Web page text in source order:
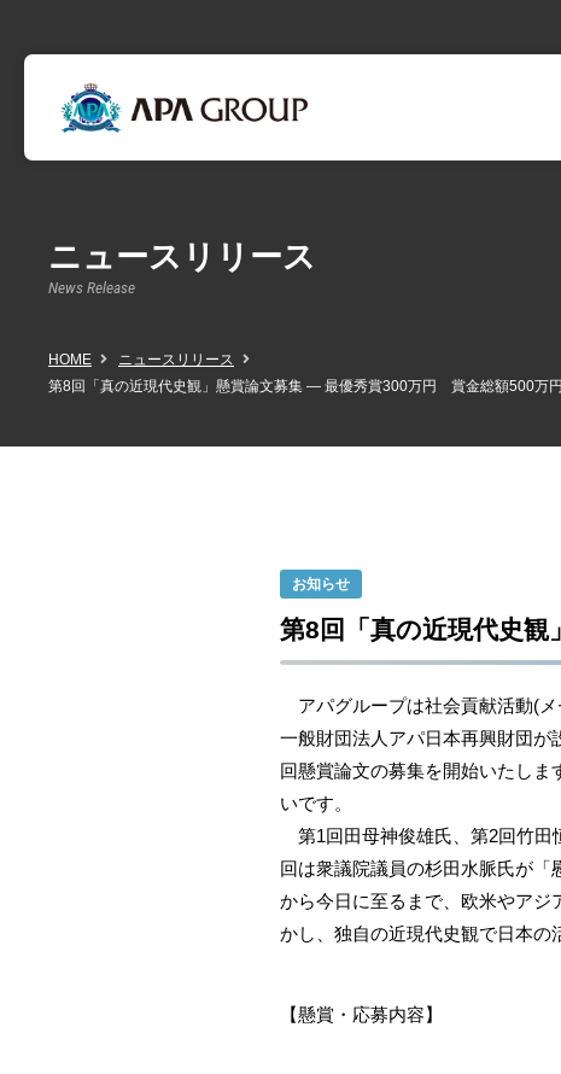
ニュースリリース
News Release
HOME
ニュースリリース
第8回「真の近現代史観」懸賞論文募集 ― 最優秀賞300万円 賞金総額500万
お知らせ
第8回「真の近現代史
アパグループは社会貢献活動(メ
一般財団法人アパ日本再興財団が
回懸賞論文の募集を開始いたし
いです。
第1回田母神俊雄氏、第2回竹田
回は衆議院議員の杉田水脈氏が
から今日に至るまで、欧米やアジ
かし、独自の近現代史観で日本の
【懸賞・応募内容】